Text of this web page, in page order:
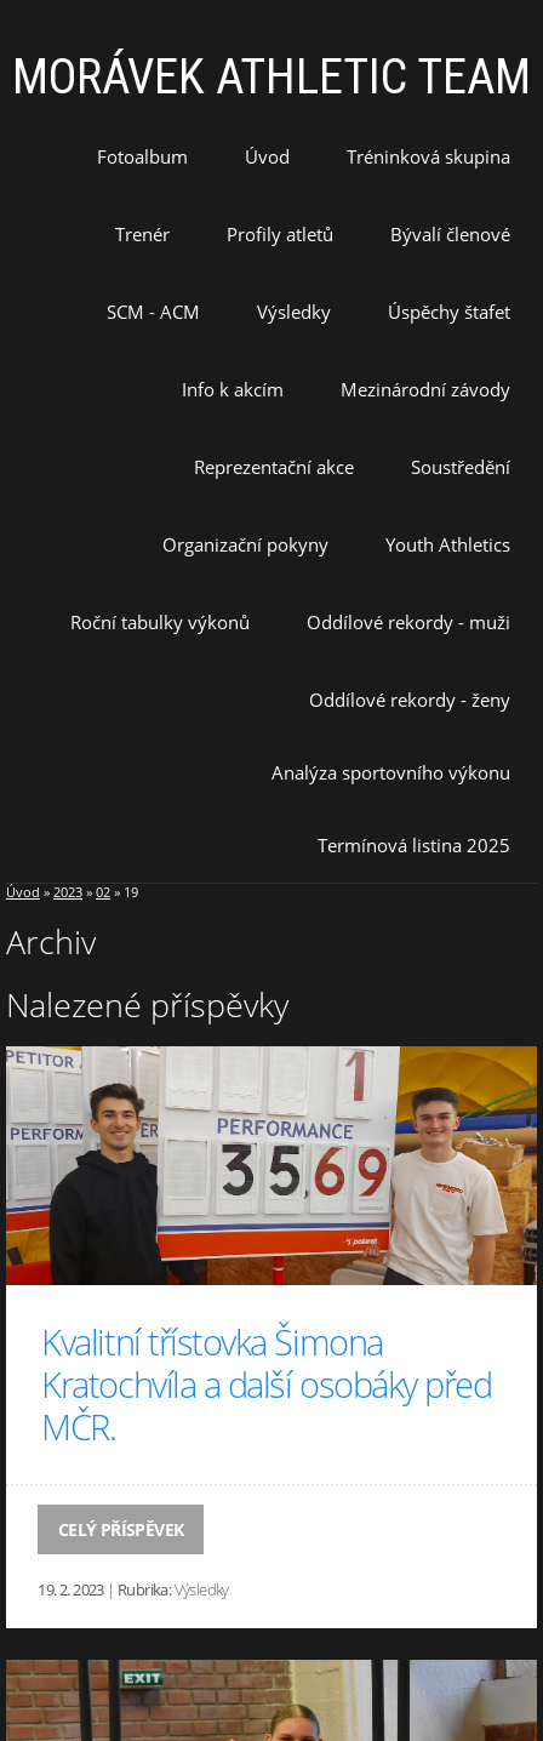
MORÁVEK ATHLETIC TEAM
Fotoalbum Úvod Tréninková skupina
Trenér Profily atletů Bývalí členové
SCM - ACM Výsledky Úspěchy štafet
Info k akcím Mezinárodní závody
Reprezentační akce Soustředění
Organizační pokyny Youth Athletics
Roční tabulky výkonů Oddílové rekordy - muži
Oddílové rekordy - ženy
Analýza sportovního výkonu
Termínová listina 2025
Úvod » 2023 » 02 » 19
Archiv
Nalezené příspěvky
Kvalitní třístovka Šimona
Kratochvíla a další osobáky před
MČR.
CELÝ PŘÍSPĚVEK
19. 2. 2023 | Rubrika:Výsledky